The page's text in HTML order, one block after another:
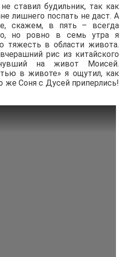
ставил будильник, так как
лишнего поспать не даст. А
скажем, в пять – всегда
но ровно в семь утра я
тяжесть в области живота.
рис из китайского
на живот Моисей.
в животе» я ощутил, как
же Соня с Дусей приперлись!